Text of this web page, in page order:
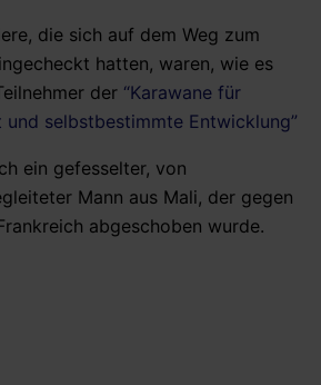
die sich auf dem Weg zum
hatten, waren, wie es
der “Karawane für
und selbstbestimmte Entwicklung”
ein gefesselter, von
Mann aus Mali, der gegen
abgeschoben wurde.